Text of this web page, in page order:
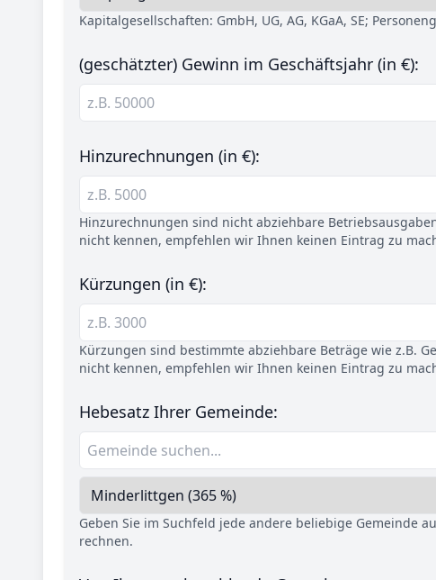
Kapitalgesellschaften: GmbH, UG, AG, KGaA, SE;
(geschätzter) Gewinn im Geschäftsjahr (in €):
Hinzurechnungen (in €):
Hinzurechnungen sind nicht abziehbare
nicht kennen, empfehlen wir Ihnen keinen Eintrag zu
Kürzungen (in €):
Kürzungen sind bestimmte abziehbare Beträge wie z.B.
nicht kennen, empfehlen wir Ihnen keinen Eintrag zu
Hebesatz Ihrer Gemeinde:
Geben Sie im Suchfeld jede andere beliebige Gemeinde
rechnen.